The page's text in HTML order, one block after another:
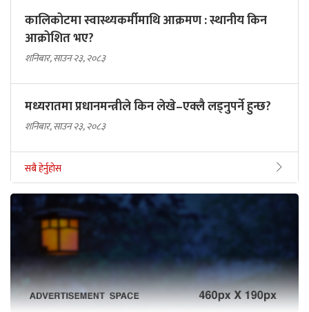
कालिकोटमा स्वास्थ्यकर्मीमाथि आक्रमण : स्थानीय किन
आक्रोशित भए?
शनिबार, साउन २३, २०८३
मध्यरातमा प्रधानमन्त्रीले किन लेखे–एक्लै लड्नुपर्ने हुन्छ?
शनिबार, साउन २३, २०८३
सबै हेर्नुहोस